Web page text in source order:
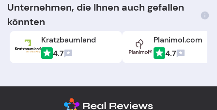
Unternehmen, die Ihnen auch gefallen
könnten
Kratzbaumland
4.7
Planimol.com
4.7